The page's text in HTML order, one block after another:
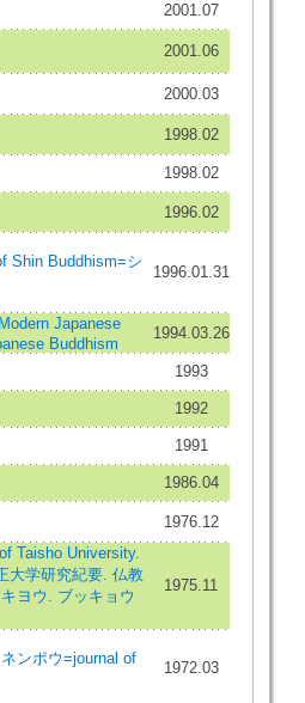
2001.07
2001.06
2000.03
1998.02
1998.02
1996.02
Shin Buddhism=シ
1996.01.31
Japanese
Buddhism
1994.03.26
1993
1992
1991
1986.04
1976.12
Taisho University.
大学研究紀要. 仏教
ヨウ. ブッキョウ
1975.11
ンポウ=journal of
1972.03